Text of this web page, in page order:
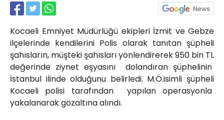
Kocaeli Emniyet Müdürlüğü ekipleri İzmit ve Gebze
ilçelerinde kendilerini Polis olarak tanıtan şüpheli
şahısların, müşteki şahısları yönlendirerek 950 bin TL
değerinde ziynet eşyasını dolandıran şüphelinin
İstanbul ilinde olduğunu belirledi. M.Ö.isimli şüpheli
Kocaeli polisi tarafından yapılan operasyonla
yakalanarak gözaltına alındı.
Akkavaklar Caddesi No:17/4 İzmit-
KOCAELİ
kocaelisokak@gmail.com